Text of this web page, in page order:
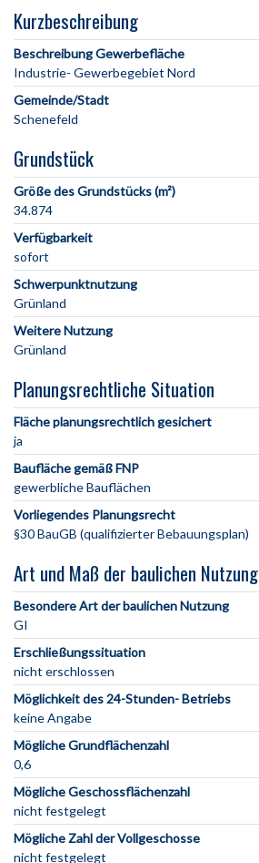
Kurzbeschreibung
Beschreibung Gewerbefläche
Gemeinde/Stadt
Grundstück
Größe des Grundstücks (m²)
34.874
Verfügbarkeit
sofort
Schwerpunktnutzung
Grünland
Weitere Nutzung
Grünland
Planungsrechtliche Situation
Fläche planungsrechtlich gesichert
ja
Baufläche gemäß FNP
gewerbliche Bauflächen
Vorliegendes Planungsrecht
§30 BauGB (qualifizierter Bebauungsplan)
Art und Maß der baulichen Nutzung
Besondere Art der baulichen Nutzung
GI
Erschließungssituation
nicht erschlossen
Möglichkeit des 24-Stunden- Betriebs
keine Angabe
Mögliche Grundflächenzahl
0,6
Mögliche Geschossflächenzahl
nicht festgelegt
Mögliche Zahl der Vollgeschosse
nicht festgelegt